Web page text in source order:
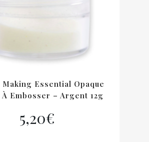
Making Essential Opaque
Embosser – Argent 12g
5,20€